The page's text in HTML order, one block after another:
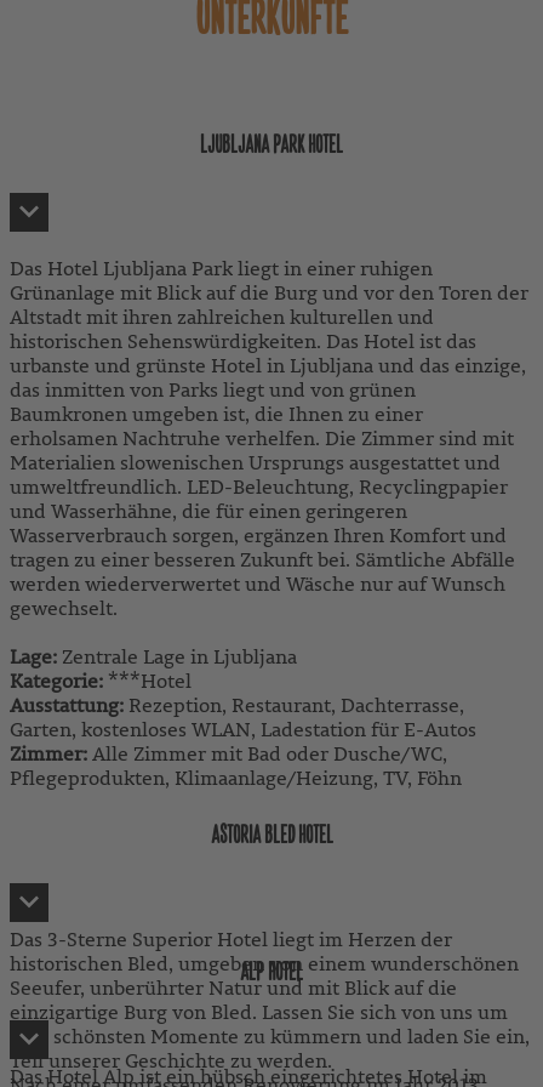
UNTERKÜNFTE
LJUBLJANA PARK HOTEL
Das Hotel Ljubljana Park liegt in einer ruhigen
Grünanlage mit Blick auf die Burg und vor den Toren der
Altstadt mit ihren zahlreichen kulturellen und
historischen Sehenswürdigkeiten. Das Hotel ist das
urbanste und grünste Hotel in Ljubljana und das einzige,
das inmitten von Parks liegt und von grünen
Baumkronen umgeben ist, die Ihnen zu einer
erholsamen Nachtruhe verhelfen. Die Zimmer sind mit
Materialien slowenischen Ursprungs ausgestattet und
umweltfreundlich. LED-Beleuchtung, Recyclingpapier
und Wasserhähne, die für einen geringeren
Wasserverbrauch sorgen, ergänzen Ihren Komfort und
tragen zu einer besseren Zukunft bei. Sämtliche Abfälle
werden wiederverwertet und Wäsche nur auf Wunsch
gewechselt.
Lage: Zentrale Lage in Ljubljana
Kategorie: ***Hotel
Ausstattung: Rezeption, Restaurant, Dachterrasse,
Garten, kostenloses WLAN, Ladestation für E-Autos
Zimmer:Alle Zimmer mit Bad oder Dusche/WC,
Pflegeprodukten, Klimaanlage/Heizung, TV, Föhn
ASTORIA BLED HOTEL
Das 3-Sterne Superior Hotel liegt im Herzen der
historischen Bled, umgeben von einem wunderschönen
Seeufer, unberührter Natur und mit Blick auf die
einzigartige Burg von Bled. Lassen Sie sich von uns um
Ihre schönsten Momente zu kümmern und laden Sie ein,
Teil unserer Geschichte zu werden.
ALP HOTEL
Das Hotel Alp ist ein hübsch eingerichtetes Hotel im